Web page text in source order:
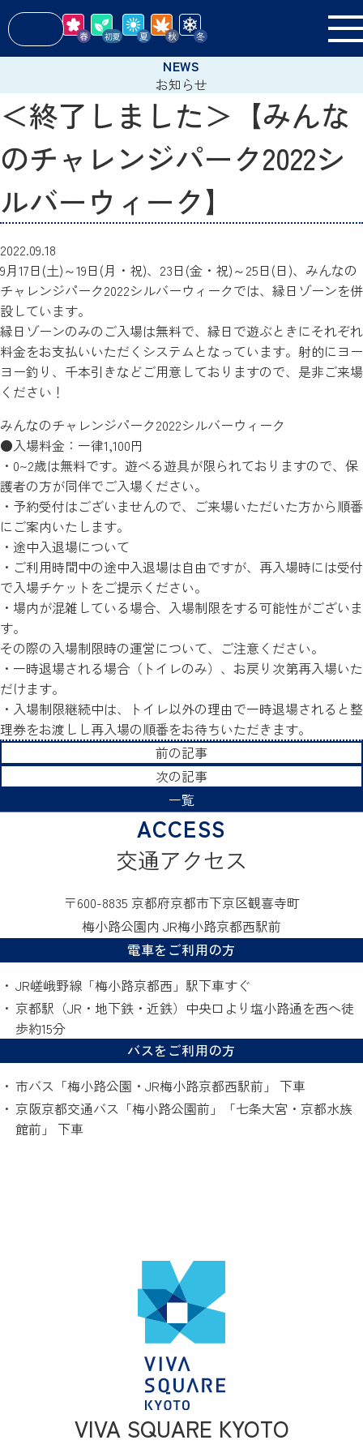
お知らせ
＜終了しました＞【みんな
のチャレンジパーク2022シ
ルバーウィーク】
2022.09.18
9月17日(土)～19日(月・祝)、23日(金・祝)～25日(日)、みんなの
チャレンジパーク2022シルバーウィークでは、縁日ゾーンを併
設しています。
縁日ゾーンのみのご入場は無料で、縁日で遊ぶときにそれぞれ
料金をお支払いいただくシステムとなっています。射的にヨー
ヨー釣り、千本引きなどご用意しておりますので、是非ご来場
ください！
みんなのチャレンジパーク2022シルバーウィーク
●入場料金：一律1,100円
・0~2歳は無料です。遊べる遊具が限られておりますので、保
護者の方が同伴でご入場ください。
・予約受付はございませんので、ご来場いただいた方から順番
にご案内いたします。
・途中入退場について
・ご利用時間中の途中入退場は自由ですが、再入場時には受付
で入場チケットをご提示ください。
・場内が混雑している場合、入場制限をする可能性がございま
す。
その際の入場制限時の運営について、ご注意ください。
・一時退場される場合（トイレのみ）、お戻り次第再入場いた
だけます。
・入場制限継続中は、トイレ以外の理由で一時退場されると整
理券をお渡しし再入場の順番をお待ちいただきます。
前の記事
次の記事
一覧
交通アクセス
〒600-8835 京都府京都市下京区観喜寺町
梅小路公園内 JR梅小路京都西駅前
電車をご利用の方
JR嵯峨野線「梅小路京都西」駅下車すぐ
京都駅（JR・地下鉄・近鉄）中央口より塩小路通を西へ徒
歩約15分
バスをご利用の方
市バス「梅小路公園・JR梅小路京都西駅前」 下車
京阪京都交通バス「梅小路公園前」「七条大宮・京都水族
館前」 下車
VIVA SQUARE KYOTO